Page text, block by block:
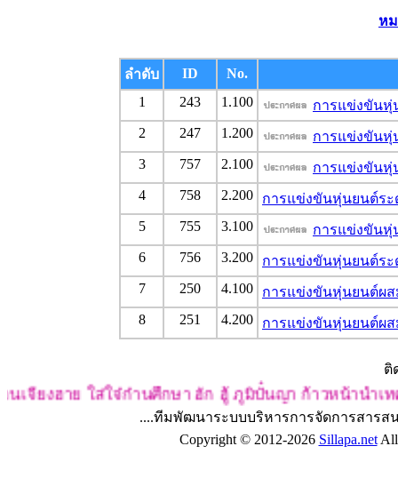
ห
ลำดับ ID
No.
1
243 1.100
การแข่งขันหุ่
2
247 1.200
การแข่งขันหุ่
3
757 2.100
การแข่งขันหุ่
4
758 2.200
การแข่งขันหุ่นยนต์ระ
5
755 3.100
การแข่งขันหุ่
6
756 3.200
การแข่งขันหุ่นยนต์ระ
7
250 4.100
การแข่งขันหุ่นยนต์ผส
8
251 4.200 การแข่งขันหุ่นยนต์ผส
ติ
เจียงฮาย ใส่ใจ๋ก๋านศึกษา ฮัก ฮู้ ภูมิปั๋นญา ก้าวหน้านำเทค
....ทีมพัฒนาระบบบริหารการจัดการสารส
Copyright © 2012-2026 Sillapa.netAll